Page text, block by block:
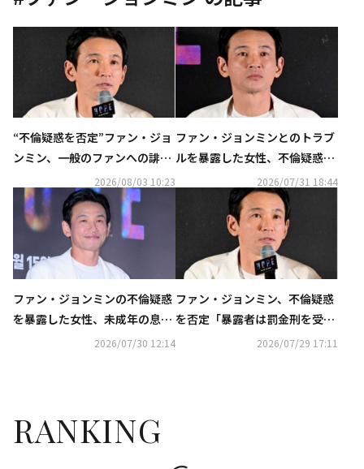
“不倫疑惑を否定”ファン・ジョ
ンミン、一般のファンへの誹謗
中傷に警告「暴露者ではない」
2026/08/03 10:23
ファン・ジョンミンとのトラブ
ルを暴露した女性、不倫疑惑や
事業に関するDispatchの報道
2026/07/31 18:44
ファン・ジョンミンの不倫疑惑
を暴露した女性、未成年の息子
にも接触か…食い違う主張
2026/07/30 12:14
ファン・ジョンミン、不倫疑惑
を否定「暴露者は罰金刑を受け
たストーカー…追加の法的措置
2026/07/29 17:11
RANKING